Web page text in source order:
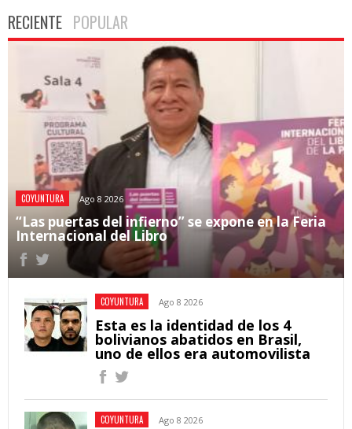
RECIENTE POPULAR
COYUNTURA Ago 8 2026
“Las puertas del infierno” se expone en la Feria
Internacional del Libro
COYUNTURA Ago 8 2026
Esta es la identidad de los 4
bolivianos abatidos en Brasil,
uno de ellos era automovilista
COYUNTURA Ago 8 2026